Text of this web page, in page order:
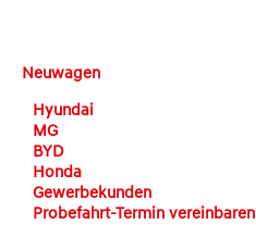
Neuwagen
Hyundai
MG
BYD
Honda
Gewerbekunden
Probefahrt-Termin vereinbaren